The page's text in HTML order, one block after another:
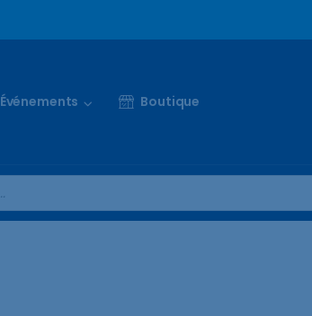
Événements Boutique